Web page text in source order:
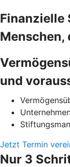
Finanzielle
Menschen,
und
Jetzt Termin
Nur 3